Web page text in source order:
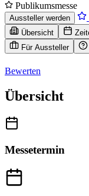
Publikumsmesse
Aussteller werden
Übersicht
Für Aussteller
Bewerten
Übersicht
Messetermin